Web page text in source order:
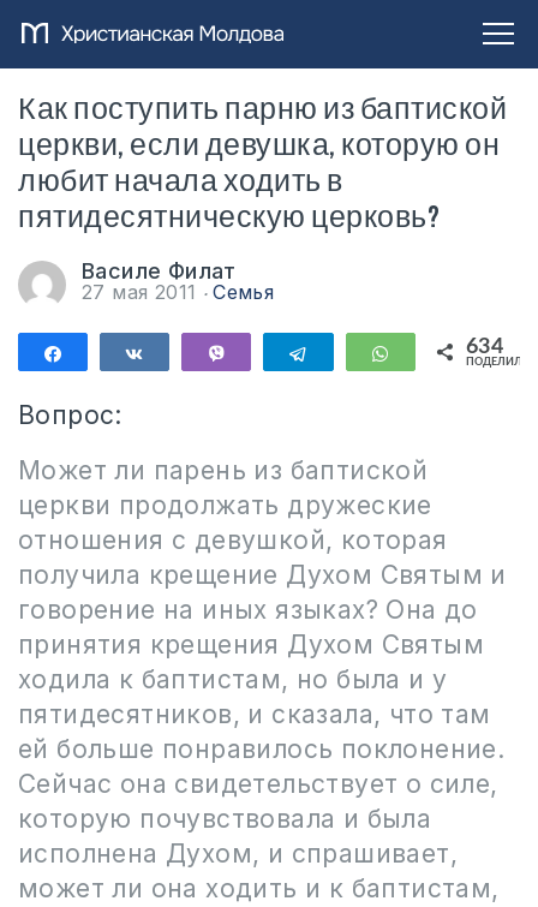
Как поступить парню из баптиской
церкви, если девушка, которую он
любит начала ходить в
пятидесятническую церковь?
Василе Филат
27 мая 2011 Семья
ПоделитьсяПоделиться Telegram WhatsApp
634
Вопрос:
Может ли парень из баптиской
церкви продолжать дружеские
отношения с девушкой, которая
получила крещение Духом Святым и
говорение на иных языках? Она до
принятия крещения Духом Святым
ходила к баптистам, но была и у
пятидесятников, и сказала, что там
ей больше понравилось поклонение.
Сейчас она свидетельствует о силе,
которую почувствовала и была
исполнена Духом, и спрашивает,
может ли она ходить и к баптистам,